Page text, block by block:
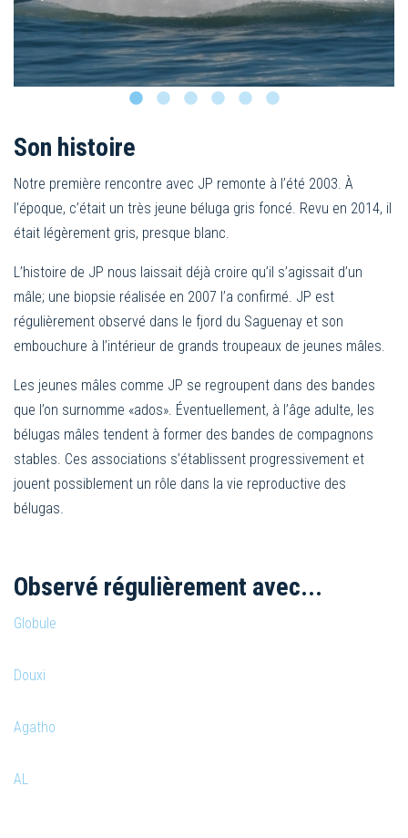
Son histoire
Notre première rencontre avec JP remonte à l’été 2003. À
l’époque, c’était un très jeune béluga gris foncé. Revu en 2014, il
était légèrement gris, presque blanc.
L’histoire de JP nous laissait déjà croire qu’il s’agissait d’un
mâle; une biopsie réalisée en 2007 l’a confirmé. JP est
régulièrement observé dans le fjord du Saguenay et son
embouchure à l’intérieur de grands troupeaux de jeunes mâles.
Les jeunes mâles comme JP se regroupent dans des bandes
que l’on surnomme «ados». Éventuellement, à l’âge adulte, les
bélugas mâles tendent à former des bandes de compagnons
stables. Ces associations s’établissent progressivement et
jouent possiblement un rôle dans la vie reproductive des
bélugas.
Observé régulièrement avec...
Globule
Douxi
Agatho
AL